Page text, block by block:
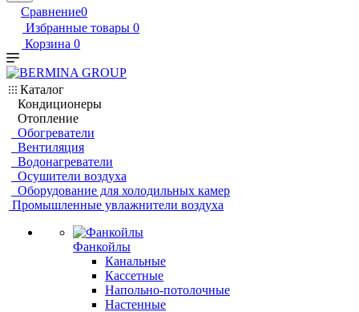
Сравнение0
Избранные товары 0
Корзина 0
Каталог
Кондиционеры
Отопление
Обогреватели
Вентиляция
Водонагреватели
Осушители воздуха
Оборудование для холодильных камер
Промышленные увлажнители воздуха
Фанкойлы
Канальные
Кассетные
Напольно-потолочные
Настенные